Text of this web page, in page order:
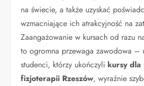
na świecie, a także uzyskać
wzmacniające ich atrakcyjność na
Zaangażowanie w kursach od razu
to ogromna przewaga zawodowa –
studenci, którzy ukończyli kursy dla
fizjoterapii Rzeszów, wyraźnie